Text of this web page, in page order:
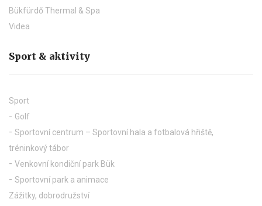
Bükfürdő Thermal & Spa
Videa
Sport & aktivity
Sport
Golf
Sportovní centrum – Sportovní hala a fotbalová hřiště,
tréninkový tábor
Venkovní kondiční park Bük
Sportovní park a animace
Zážitky, dobrodružství